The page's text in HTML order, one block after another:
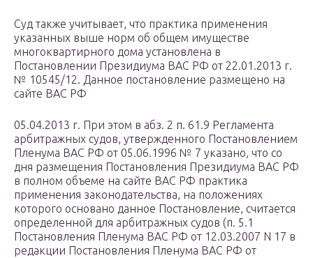
Суд также учитывает, что практика применения
указанных выше норм об общем имуществе
многоквартирного дома установлена в
Постановлении Президиума ВАС РФ от 22.01.2013 г.
№ 10545/12. Данное постановление размещено на
сайте ВАС РФ
05.04.2013 г. При этом в абз. 2 п. 61.9 Регламента
арбитражных судов, утвержденного Постановлением
Пленума ВАС РФ от 05.06.1996 № 7 указано, что со
дня размещения Постановления Президиума ВАС РФ
в полном объеме на сайте ВАС РФ практика
применения законодательства, на положениях
которого основано данное Постановление, считается
определенной для арбитражных судов (п. 5.1
Постановления Пленума ВАС РФ от 12.03.2007 N 17 в
редакции Постановления Пленума ВАС РФ от